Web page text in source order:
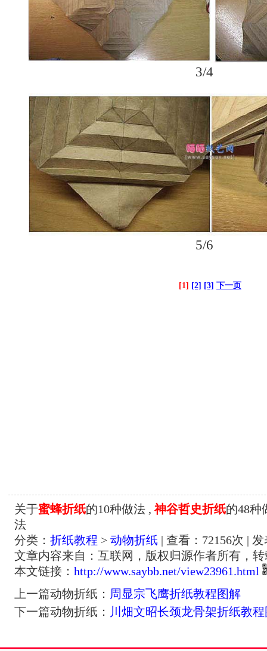
3/4
5/6
[1] [2] [3] 下一页
关于蜜蜂折纸的10种做法 ,神谷哲史折纸的48种
法
分类： 折纸教程 > 动物折纸 | 查看： 72156次 | 发
文章内容来自：互联网，版权归源作者所有，
本文链接： http://www.saybb.net/view23961.html
上一篇动物折纸： 周显宗飞鹰折纸教程图解
下一篇动物折纸： 川畑文昭长颈龙骨架折纸教